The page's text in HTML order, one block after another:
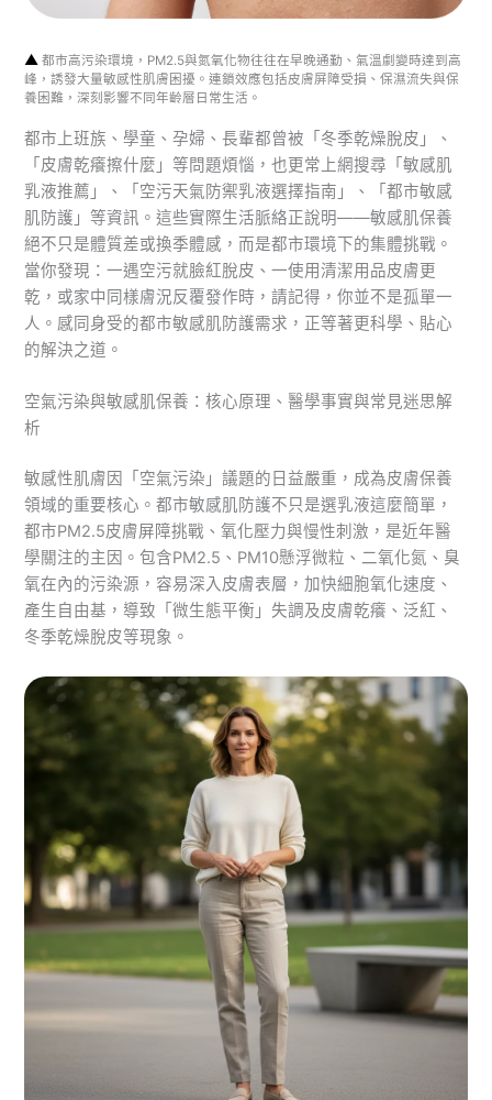
▲ 都市高污染環境，PM2.5與氮氧化物往往在早晚通勤、氣溫劇變時達到高
峰，誘發大量敏感性肌膚困擾。連鎖效應包括皮膚屏障受損、保濕流失與保
養困難，深刻影響不同年齡層日常生活。
都市上班族、學童、孕婦、長輩都曾被「冬季乾燥脫皮」、
「皮膚乾癢擦什麼」等問題煩惱，也更常上網搜尋「敏感肌
乳液推薦」、「空污天氣防禦乳液選擇指南」、「都市敏感
肌防護」等資訊。這些實際生活脈絡正說明——敏感肌保養
絕不只是體質差或換季體感，而是都市環境下的集體挑戰。
當你發現：一遇空污就臉紅脫皮、一使用清潔用品皮膚更
乾，或家中同樣膚況反覆發作時，請記得，你並不是孤單一
人。感同身受的都市敏感肌防護需求，正等著更科學、貼心
的解決之道。
空氣污染與敏感肌保養：核心原理、醫學事實與常見迷思解
析
敏感性肌膚因「空氣污染」議題的日益嚴重，成為皮膚保養
領域的重要核心。都市敏感肌防護不只是選乳液這麼簡單，
都市PM2.5皮膚屏障挑戰、氧化壓力與慢性刺激，是近年醫
學關注的主因。包含PM2.5、PM10懸浮微粒、二氧化氮、臭
氧在內的污染源，容易深入皮膚表層，加快細胞氧化速度、
產生自由基，導致「微生態平衡」失調及皮膚乾癢、泛紅、
冬季乾燥脫皮等現象。